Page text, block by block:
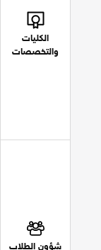
الكليات
والتخصصات
شؤون الطلاب